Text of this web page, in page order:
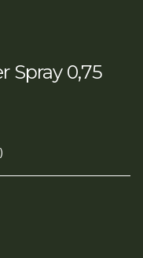
Spray 0,75